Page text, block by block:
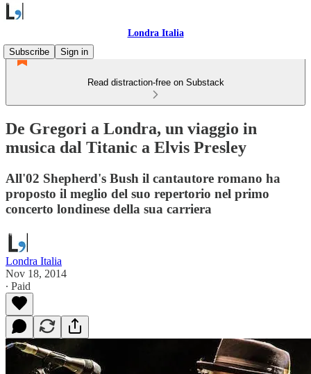
Londra Italia
Subscribe
Sign in
Read distraction-free on Substack
De Gregori a Londra, un viaggio in
musica dal Titanic a Elvis Presley
All'02 Shepherd's Bush il cantautore romano ha
proposto il meglio del suo repertorio nel primo
concerto londinese della sua carriera
Londra Italia
Nov 18, 2014
∙ Paid